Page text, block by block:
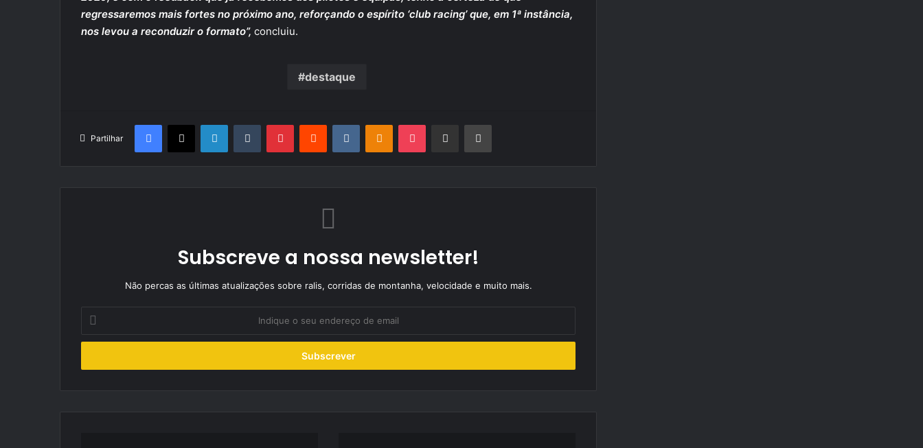
regressaremos mais fortes no próximo ano, reforçando o espírito ‘club racing’ que, em 1ª instância,
nos levou a reconduzir o formato”, concluiu.
destaque
Partilhar
Facebook
X LinkedInTumblr PinterestReddit VKontakteOdnoklassniki
Pocket Partilhar Via Email Imprimir
Subscreve a nossa newsletter!
Não percas as últimas atualizações sobre ralis, corridas de montanha, velocidade e muito mais.
Indique
seu
de